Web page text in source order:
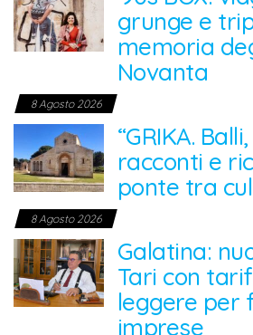
grunge e
memoria
Novanta
8 Agosto 2026
“GRIKA.
racconti e
ponte tra
8 Agosto 2026
Galatina:
Tari con
leggere per
imprese